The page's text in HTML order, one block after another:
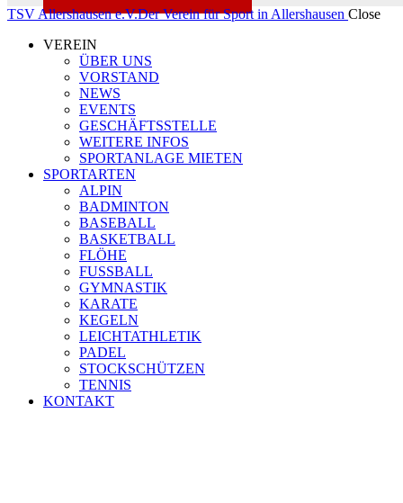
TSV Allershausen e.V.Der Verein für Sport in Allershausen Close
VEREIN
ÜBER UNS
VORSTAND
NEWS
EVENTS
GESCHÄFTSSTELLE
WEITERE INFOS
SPORTANLAGE MIETEN
SPORTARTEN
ALPIN
BADMINTON
BASEBALL
BASKETBALL
FLÖHE
FUSSBALL
GYMNASTIK
KARATE
KEGELN
LEICHTATHLETIK
PADEL
STOCKSCHÜTZEN
TENNIS
KONTAKT